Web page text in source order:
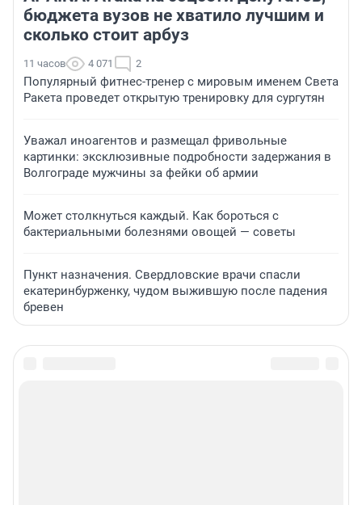
бюджета вузов не хватило лучшим и
сколько стоит арбуз
11 часов 4 071 2
Популярный фитнес-тренер с мировым именем Света
Ракета проведет открытую тренировку для сургутян
Уважал иноагентов и размещал фривольные
картинки: эксклюзивные подробности задержания в
Волгограде мужчины за фейки об армии
Может столкнуться каждый. Как бороться с
бактериальными болезнями овощей — советы
Пункт назначения. Свердловские врачи спасли
екатеринбурженку, чудом выжившую после падения
бревен